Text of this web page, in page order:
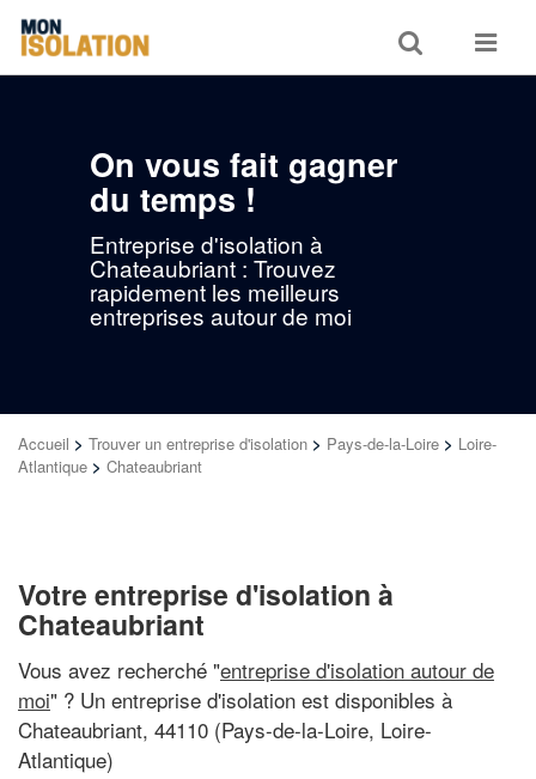
Toggle
search
Toggle
On vous fait gagner
du temps !
Entreprise d'isolation à
Chateaubriant : Trouvez
rapidement les meilleurs
entreprises autour de moi
Accueil > Trouver un entreprise d'isolation > Pays-de-la-Loire > Loire-
Atlantique > Chateaubriant
Votre entreprise d'isolation à
Chateaubriant
Vous avez recherché "entreprise d'isolation autour de
moi" ? Un entreprise d'isolation est disponibles à
Chateaubriant, 44110 (Pays-de-la-Loire, Loire-
Atlantique)